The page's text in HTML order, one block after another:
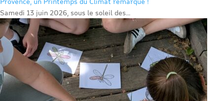
Samedi 13 juin 2026, sous le soleil des...